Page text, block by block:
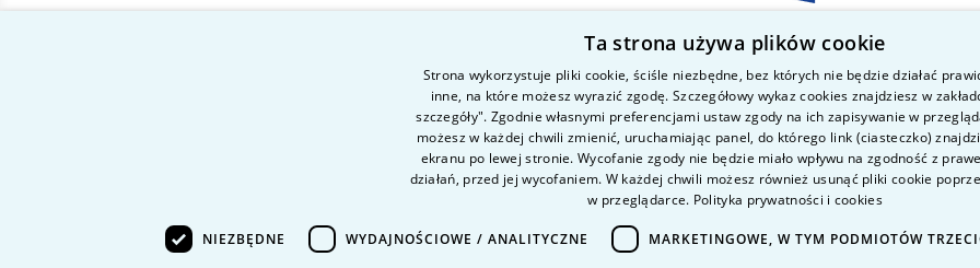
Akademia im. Aleksandra
Gieysztora w Pułtusku
06-100 Pułtusk
e-mail:
pultusk@vistula.edu.pl
Kierunki studiów
O uczelni
Kandydat
Student
Nauka i badania
Intranet
Ta strona używa plików cookie
Strona wykorzystuje pliki cookie, ściśle niezbędne, bez których nie będzie działać
inne, na które możesz wyrazić zgodę. Szczegółowy wykaz cookies znajdziesz w
szczegóły". Zgodnie własnymi preferencjami ustaw zgody na ich zapisywanie w
możesz w każdej chwili zmienić, uruchamiając panel, do którego link (ciasteczko)
ekranu po lewej stronie. Wycofanie zgody nie będzie miało wpływu na zgodność z
działań, przed jej wycofaniem. W każdej chwili możesz również usunąć pliki cookie
w przeglądarce. Polityka prywatności i cookies
NIEZBĘDNE WYDAJNOŚCIOWE / ANALITYCZNE MARKETINGOWE, W TYM PODMIOTÓW